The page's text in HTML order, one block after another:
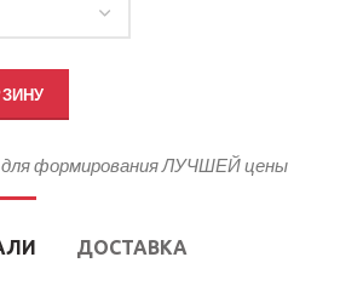
формирования ЛУЧШЕЙ цены
ДОСТАВКА